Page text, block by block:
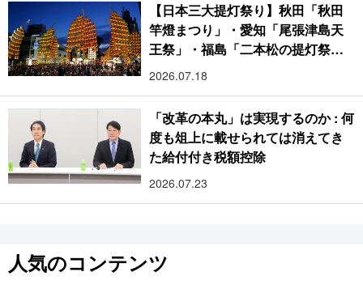
【日本三大提灯祭り】秋田「秋田
竿燈まつり」・愛知「尾張津島天
王祭」・福島「二本松の提灯祭
り」:おびただしい灯火が夜空を照
2026.07.18
「改革の本丸」は実現するのか : 何
度も俎上に載せられては消えてき
た給付付き税額控除
2026.07.23
人気のコンテンツ